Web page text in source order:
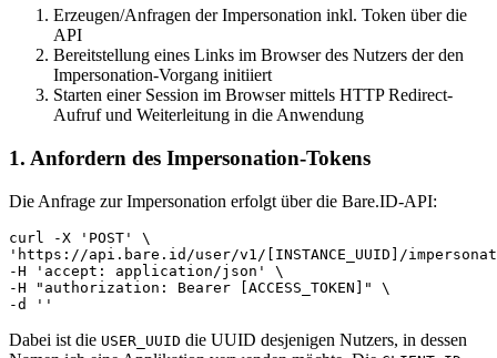
Erzeugen/Anfragen der Impersonation inkl. Token über die
API
Bereitstellung eines Links im Browser des Nutzers der den
Impersonation-Vorgang initiiert
Starten einer Session im Browser mittels HTTP Redirect-
Aufruf und Weiterleitung in die Anwendung
1. Anfordern des Impersonation-Tokens
Die Anfrage zur Impersonation erfolgt über die Bare.ID-API:
curl -X 'POST'
\
'https://api.bare.id/user/v1/[INSTANCE_UUID]/
-H
'accept: application/json'
\
-H
"authorization: Bearer [ACCESS_TOKEN]"
\
-d
''
Dabei ist die USER_UUID die UUID desjenigen Nutzers, in dessen